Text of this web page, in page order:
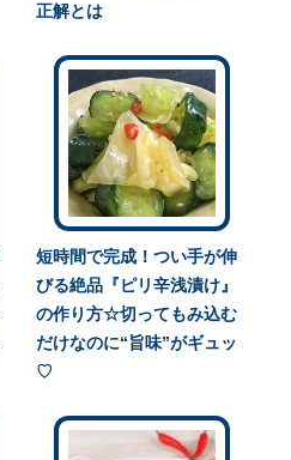
正解とは
短時間で完成！つい手が伸
びる絶品『ピリ辛浅漬け』
の作り方☆切ってもみ込む
だけなのに“旨味”がギュッ
♡